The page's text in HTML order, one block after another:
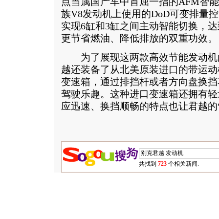
族V8发动机上使用的DoD可变排量
实现6缸和3缸之间主动智能切换，
更节省燃油、降低排放的双重功效。
为了展现这两款高效节能发动机
越还装备了从北美原装进口的带运
变速箱，通过排挡杆或者方向盘换
驾驶乐趣。这种进口变速箱还拥有
应迅速、换挡顺畅的特点也让君越
共找到 723 个相关新闻.